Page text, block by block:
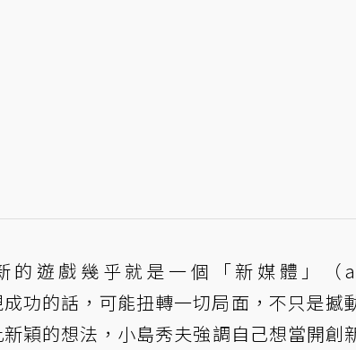
遊戲幾乎就是一個「新媒體」（
功的話，可能扭轉一切局面，不只是撼
穎的想法，小島秀夫強調自己想當開創